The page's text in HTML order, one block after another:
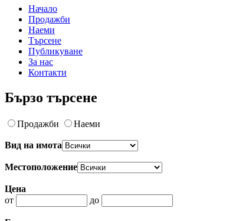
Начало
Продажби
Наеми
Търсене
Публикуване
За нас
Контакти
Бързо търсене
Продажби Наеми
Вид на имота
Местоположение
Цена
от
до